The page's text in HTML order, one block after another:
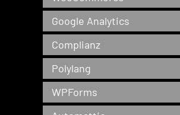
Google Analytics
Complianz
Polylang
WPForms